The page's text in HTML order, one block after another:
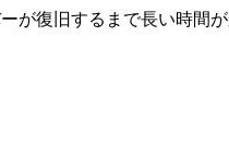
が復旧するまで長い時間